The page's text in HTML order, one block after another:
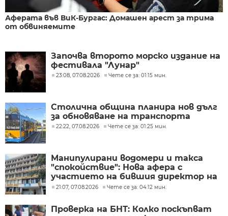
Аферата във ВиК-Бургас: Домашен арест за трима
от обвиняемите
Започва второто морско издание на
фестивала "Лунар"
23:08, 07.08.2026 Чете се за: 01:15 мин.
Столична община планира нов дълг
за обновяване на транспорта
22:22, 07.08.2026 Чете се за: 01:25 мин.
Манипулирани водомери и такса
"спокойствие": Нова афера с
участието на бившия директор на
"ВиК - Бургас"
21:07, 07.08.2026 Чете се за: 04:12 мин.
Проверка на БНТ: Колко поскъпват